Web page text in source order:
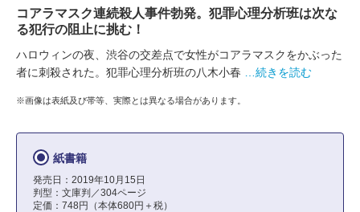
コアラマスク連続殺人事件勃発。犯罪心理分析班は次な
る犯行の阻止に挑む！
ハロウィンの夜、渋谷の交差点で女性がコアラマスクをかぶった
者に刺殺された。犯罪心理分析班の八木小春
…続きを読む
※画像は表紙及び帯等、実際とは異なる場合があります。
紙書籍
発売日：2019年10月15日
判型：文庫判／304ページ
定価：748円（本体680円＋税）